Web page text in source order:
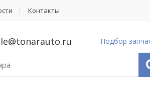
Контакты
Подбор